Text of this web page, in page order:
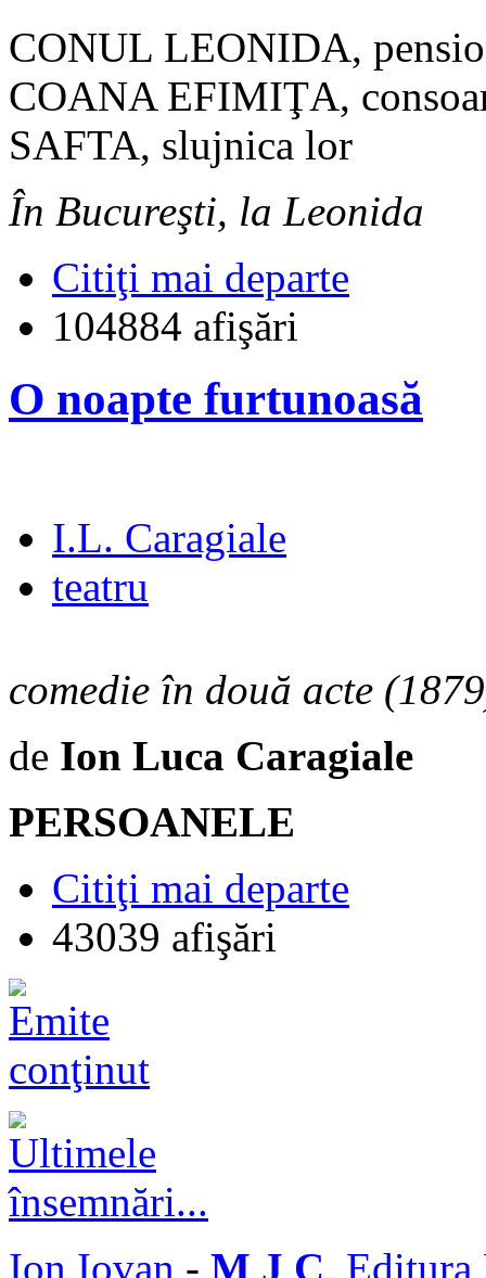
CONUL LEONIDA,
COANA EFIMIŢA,
SAFTA, slujnica lor
În Bucureşti, la Leonida
Citiţi mai departe
104884 afişări
O noapte furtunoasă
I.L. Caragiale
teatru
comedie în două acte
de Ion Luca Caragiale
PERSOANELE
Citiţi mai departe
43039 afişări
Ion Iovan - M J C, Editura